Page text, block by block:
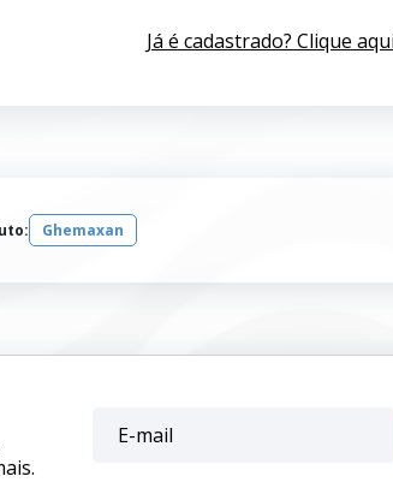
Já é cadastrado? Clique aqui
Ghemaxan